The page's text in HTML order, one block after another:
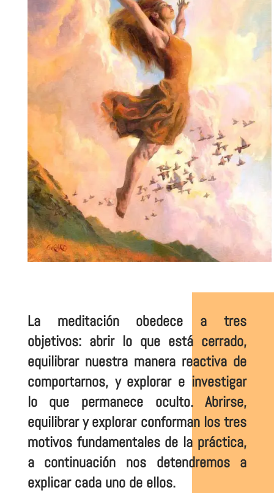
La meditación obedece a tres
objetivos: abrir lo que está cerrado,
equilibrar nuestra manera reactiva de
comportarnos, y explorar e investigar
lo que permanece oculto. Abrirse,
equilibrar y explorar conforman los tres
motivos fundamentales de la práctica,
a continuación nos detendremos a
explicar cada uno de ellos.